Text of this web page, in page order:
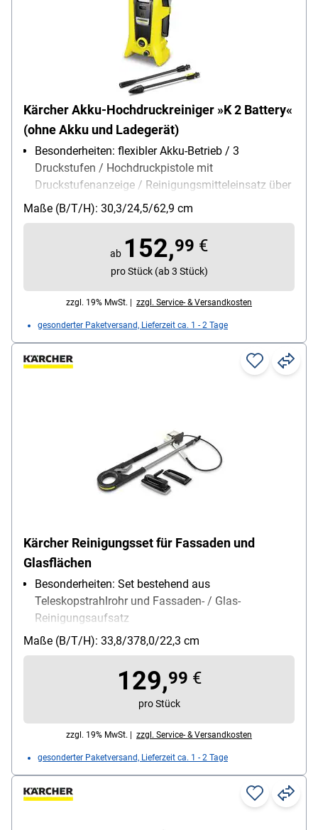
Kärcher Akku-Hochdruckreiniger »K 2 Battery«
(ohne Akku und Ladegerät)
Besonderheiten: flexibler Akku-Betrieb / 3
Druckstufen / Hochdruckpistole mit
Druckstufenanzeige / Reinigungsmitteleinsatz über
Ansaugung
Lieferumfang: Hochdruckreiniger /
Hochdruckpistole G 120 Q / Hochdruckschlauch (4
m) / Dreckfräser / Strahlrohr / Adapter
Gartenschlauchanschluss (3/4 Zoll) / Akku und
Aktionsradius: 4 m
Flächenleistung (m²/h): 20
Maße (B/T/H): 30,3/24,5/62,9 cm
ab 152,99 €
pro Stück (ab 3 Stück)
zzgl. 19% MwSt. | zzgl. Service- & Versandkosten
gesonderter Paketversand, Lieferzeit ca. 1 - 2 Tage
Kärcher Reinigungsset für Fassaden und
Glasflächen
Besonderheiten: Set bestehend aus
Teleskopstrahlrohr und Fassaden- / Glas-
Reinigungsaufsatz
Lieferumfang: Teleskopstrahlrohr TLA 4 und
Fassaden- und Glas-Reinigungsaufsatz
Maße (B/T/H): 33,8/378,0/22,3 cm
129,99 €
pro Stück
zzgl. 19% MwSt. | zzgl. Service- & Versandkosten
gesonderter Paketversand, Lieferzeit ca. 1 - 2 Tage